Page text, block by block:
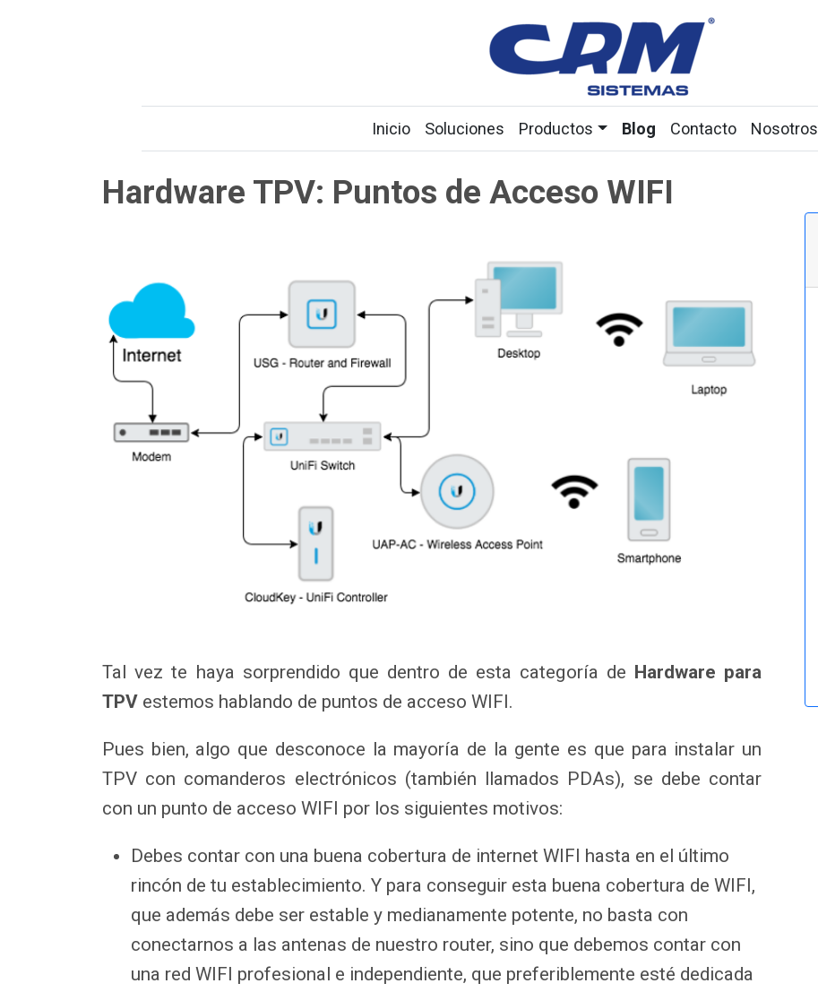
Inicio Soluciones Productos Blog Contacto Nosotros
Hardware TPV: Puntos de Acceso WIFI
Tal vez te haya sorprendido que dentro de esta categoría de Hardware para
TPV estemos hablando de puntos de acceso WIFI.
Pues bien, algo que desconoce la mayoría de la gente es que para instalar un
TPV con comanderos electrónicos (también llamados PDAs), se debe contar
con un punto de acceso WIFI por los siguientes motivos:
Debes contar con una buena cobertura de internet WIFI hasta en el último
rincón de tu establecimiento. Y para conseguir esta buena cobertura de WIFI,
que además debe ser estable y medianamente potente, no basta con
conectarnos a las antenas de nuestro router, sino que debemos contar con
una red WIFI profesional e independiente, que preferiblemente esté dedicada